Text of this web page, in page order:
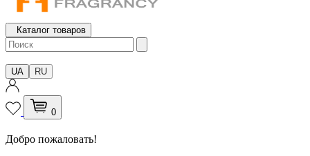
Каталог товаров
UA RU
0
Добро пожаловать!